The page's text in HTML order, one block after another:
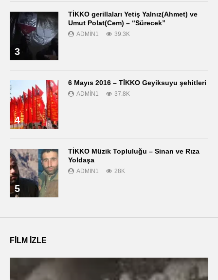
3
TİKKO gerillaları Yetiş Yalnız(Ahmet) ve
Umut Polat(Cem) – “Sürecek”
ADMIN1 39.3K
4
6 Mayıs 2016 – TİKKO Geyiksuyu şehitleri
ADMIN1 37.8K
5
TİKKO Müzik Topluluğu – Sinan ve Rıza
Yoldaşa
ADMIN1 28K
FILM IZLE